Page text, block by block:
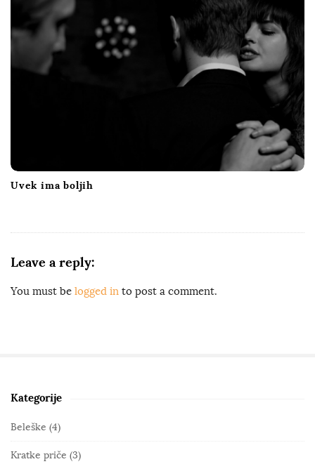
Uvek ima boljih
Leave a reply:
You must be logged in to post a comment.
S
i
e
Kategorije
Beleške (4)
Kratke priče (3)